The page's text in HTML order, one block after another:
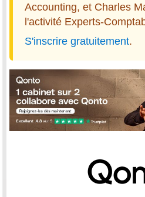
Accounting, et Charles
l'activité Experts-
S'inscrire gratuitement.